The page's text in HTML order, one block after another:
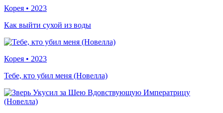
Корея • 2023
Как выйти сухой из воды
Корея • 2023
Тебе, кто убил меня (Новелла)